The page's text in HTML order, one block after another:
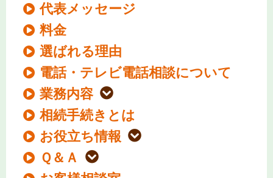
代表メッセージ
料金
選ばれる理由
電話・テレビ電話相談について
業務内容
相続手続きとは
お役立ち情報
Ｑ＆Ａ